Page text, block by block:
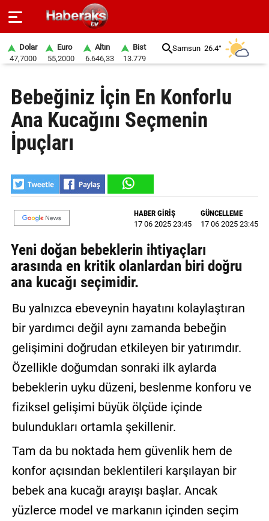
SPOR
YAŞAM
EKONOMİ
BELEDİYELER
SAĞLIK
EĞİTİM
GALERİ
VİDEO
YAZARLAR
BİZE
ULAŞIN
İletişim
Gizlilik
Sözleşmesi
Kullanıcı
Sözleşmesi
Dolar
47,7000
Euro
55,2000
Altın
6.646,33
Bist
13.779
Samsun 26.4°
Bebeğiniz İçin En Konforlu
Ana Kucağını Seçmenin
İpuçları
HABER GİRİŞ
17 06 2025 23:45
GÜNCELLEME
17 06 2025 23:45
Yeni doğan bebeklerin ihtiyaçları
arasında en kritik olanlardan biri doğru
ana kucağı seçimidir.
Bu yalnızca ebeveynin hayatını kolaylaştıran
bir yardımcı değil aynı zamanda bebeğin
gelişimini doğrudan etkileyen bir yatırımdır.
Özellikle doğumdan sonraki ilk aylarda
bebeklerin uyku düzeni, beslenme konforu ve
fiziksel gelişimi büyük ölçüde içinde
bulundukları ortamla şekillenir.
Tam da bu noktada hem güvenlik hem de
konfor açısından beklentileri karşılayan bir
bebek ana kucağı arayışı başlar. Ancak
yüzlerce model ve markanın içinden seçim